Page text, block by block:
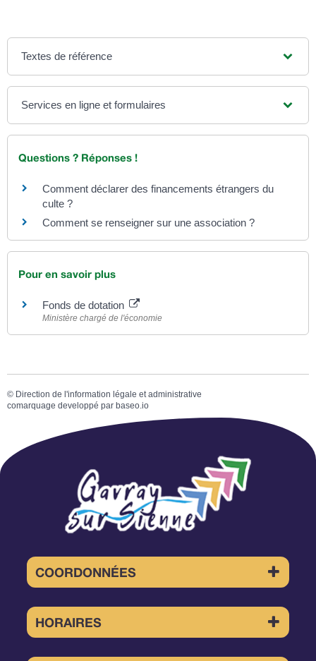
Textes de référence
Services en ligne et formulaires
Questions ? Réponses !
Comment déclarer des financements étrangers du
culte ?
Comment se renseigner sur une association ?
Pour en savoir plus
Fonds de dotation
Ministère chargé de l'économie
© Direction de l'information légale et administrative
comarquage developpé par baseo.io
COORDONNÉES
4 Place de la Mairie 50450 GAVRAY-
SUR-SIENNE
02 33 91 22 11
mairie@gavray.fr
HORAIRES